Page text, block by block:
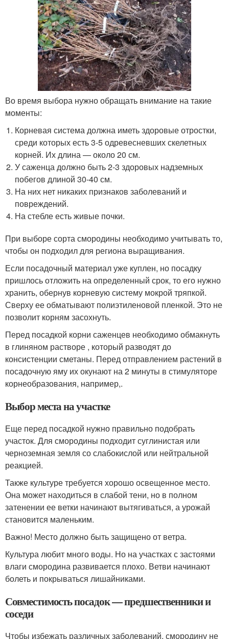
Во время выбора нужно обращать внимание на такие
моменты:
Корневая система должна иметь здоровые отростки,
среди которых есть 3-5 одревесневших скелетных
корней. Их длина — около 20 см.
У саженца должно быть 2-3 здоровых надземных
побегов длиной 30-40 см.
На них нет никаких признаков заболеваний и
повреждений.
На стебле есть живые почки.
При выборе сорта смородины необходимо учитывать то,
чтобы он подходил для региона выращивания.
Если посадочный материал уже куплен, но посадку
пришлось отложить на определенный срок, то его нужно
хранить, обернув корневую систему мокрой тряпкой.
Сверху ее обматывают полиэтиленовой пленкой. Это не
позволит корням засохнуть.
Перед посадкой корни саженцев необходимо обмакнуть
в глиняном растворе , который разводят до
консистенции сметаны. Перед отправлением растений в
посадочную яму их окунают на 2 минуты в стимуляторе
корнеобразования, например,.
Выбор места на участке
Еще перед посадкой нужно правильно подобрать
участок. Для смородины подходит суглинистая или
черноземная земля со слабокислой или нейтральной
реакцией.
Также культуре требуется хорошо освещенное место.
Она может находиться в слабой тени, но в полном
затенении ее ветки начинают вытягиваться, а урожай
становится маленьким.
Важно! Место должно быть защищено от ветра.
Культура любит много воды. Но на участках с застоями
влаги смородина развивается плохо. Ветви начинают
болеть и покрываться лишайниками.
Совместимость посадок — предшественники и
соседи
Чтобы избежать различных заболеваний, смородину не